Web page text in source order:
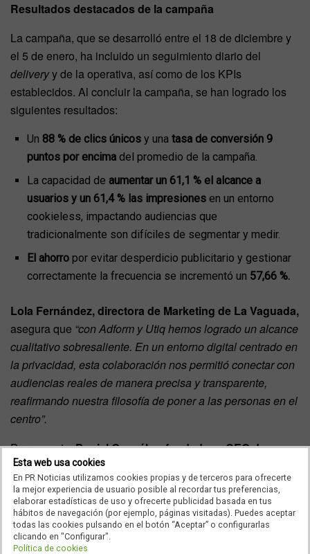
Resultados destacados de la campaña
La campaña, que se desarrolló entre el 18 de diciembre y
el 5 de enero, ha incluido un seguimiento diario del
deliveryy de la operativa, así como de los KPIs
establecidos. Al concluir la campaña, se han logrado los
siguientes resultados:
Un 88 % de clics únicos y una tasa de conversión 9
puntos por encima del promedio de la campaña.
La capacidad de aumentar un 61,1 % el alcance a
usuarios y un 61,4 % las impresiones en un entorno
cookieless, impactando audiencias que
tradicionalmente son difíciles de segmentar y medir.
El ahorro por evitar desperdicio publicitario y gestionar
correctamente la frecuencia se incrementó un 57,66 %.
Lola Fernández, directora de Marketing de La Vaguada,
asegura que “con Adform y Utiq hemos logrado un alcance
cualitativo sobresaliente. En un entorno digital centrado en
la privacidad, esta colaboración nos permitió conectar con
audiencias reales de manera precisa y transparente,
reafirmando nuestra filosofía de poner a las personas en el
centro”.
Por su parte,Daniel González, fundador y CEO de
eThinking, apunta que
clave para reforzar nuestra filosofía de poner a las
personas en el centro, garantizando que los consumidores
tengan un control real sobre su privacidad. Gracias a esta
alianza, hemos logrado dirigirnos con mayor precisión a
Esta web usa cookies
En PR Noticias utilizamos cookies propias y de terceros para ofrecerte
la mejor experiencia de usuario posible al recordar tus preferencias,
elaborar estadísticas de uso y ofrecerte publicidad basada en tus
hábitos de navegación (por ejemplo, páginas visitadas). Puedes aceptar
todas las cookies pulsando en el botón “Aceptar” o configurarlas
clicando en "Configurar".
Política de cookies